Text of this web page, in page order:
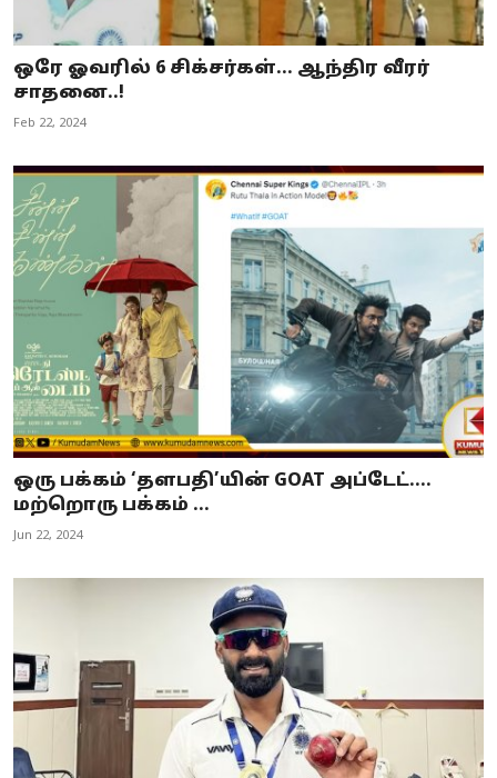
ஒரே ஓவரில் 6 சிக்சர்கள்… ஆந்திர வீரர்
சாதனை..!
Feb 22, 2024
ஒரு பக்கம் ‘தளபதி’யின் GOAT அப்டேட்....
மற்றொரு பக்கம் ...
Jun 22, 2024